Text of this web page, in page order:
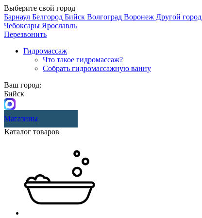
Выберите свой город
Барнаул Белгород Бийск Волгоград Воронеж Другой город
Чебоксары Ярославль
Перезвонить
Гидромассаж
Что такое гидромассаж?
Собрать гидромассажную ванну
Ваш город:
Бийск
Магазины
Каталог товаров